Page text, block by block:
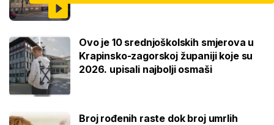
Ovo je 10 srednjoškolskih smjerova u
Krapinsko-zagorskoj županiji koje su
2026. upisali najbolji osmaši
Broj rođenih raste dok broj umrlih